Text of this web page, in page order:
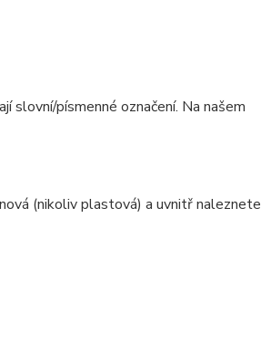
slovní/písmenné označení. Na našem
(nikoliv plastová) a uvnitř naleznete